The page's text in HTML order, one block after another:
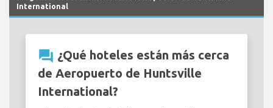
International
question_answer ¿Qué hoteles están más cerca
de Aeropuerto de Huntsville
International?